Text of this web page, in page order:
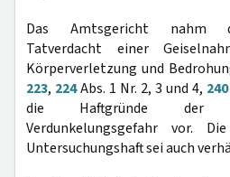
Das Amtsgericht nahm
Tatverdacht einer
Körperverletzung und
223, 224Abs. 1 Nr. 2, 3 und 4, 240
die Haftgründe der
Verdunkelungsgefahr vor.
Untersuchungshaft sei auch